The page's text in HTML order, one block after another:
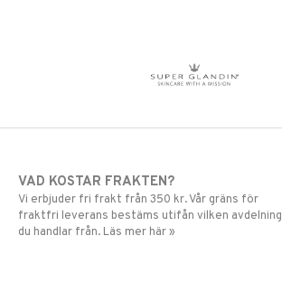
VAD KOSTAR FRAKTEN?
Vi erbjuder fri frakt från 350 kr. Vår gräns för
fraktfri leverans bestäms utifån vilken avdelning
du handlar från. Läs mer här »